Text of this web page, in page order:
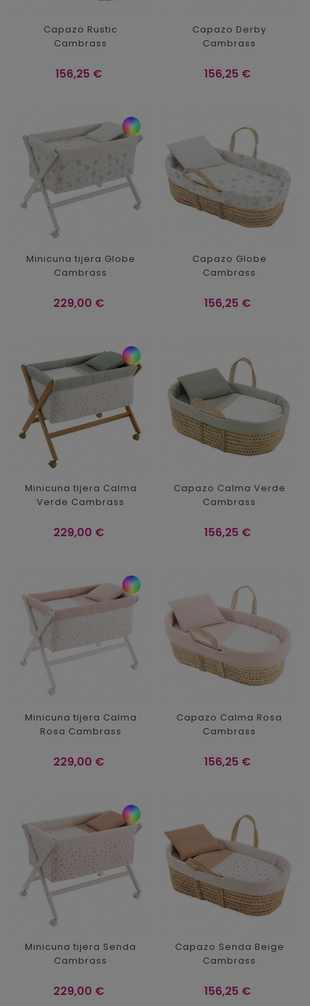
Capazo Rustic
Cambrass
Precio
156,25 €
Capazo Derby
Cambrass
Precio
156,25 €
Minicuna tijera Globe
Cambrass
Precio
229,00 €
Capazo Globe
Cambrass
Precio
156,25 €
Minicuna tijera Calma
Verde Cambrass
Precio
229,00 €
Capazo Calma Verde
Cambrass
Precio
156,25 €
Minicuna tijera Calma
Rosa Cambrass
Precio
229,00 €
Capazo Calma Rosa
Cambrass
Precio
156,25 €
Minicuna tijera Senda
Cambrass
Precio
229,00 €
Capazo Senda Beige
Cambrass
Precio
156,25 €